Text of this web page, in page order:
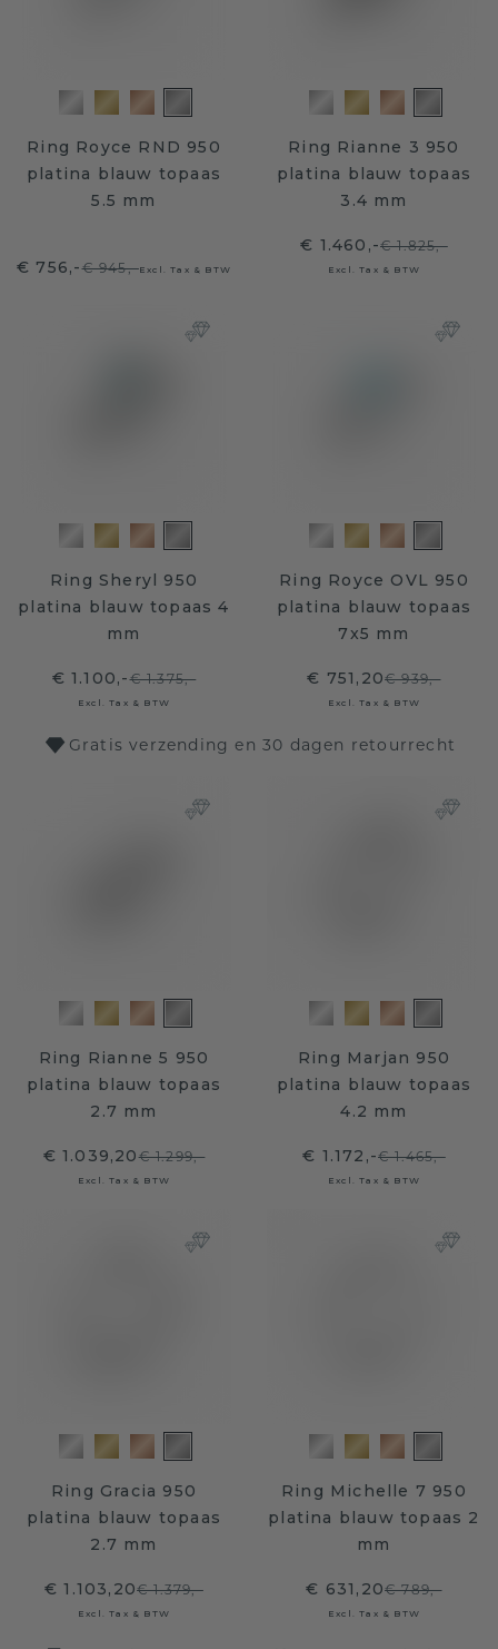
Ring Royce RND 950
platina blauw topaas
5.5 mm
€ 756,-€ 945,-Excl. Tax & BTW
Ring Rianne 3 950
platina blauw topaas
3.4 mm
€ 1.460,-€ 1.825,-
Excl. Tax & BTW
Ring Sheryl 950
platina blauw topaas 4
mm
€ 1.100,-€ 1.375,-
Excl. Tax & BTW
Ring Royce OVL 950
platina blauw topaas
7x5 mm
€ 751,20€ 939,-
Excl. Tax & BTW
Gratis verzending en 30 dagen retourrecht
Ring Rianne 5 950
platina blauw topaas
2.7 mm
€ 1.039,20€ 1.299,-
Excl. Tax & BTW
Ring Marjan 950
platina blauw topaas
4.2 mm
€ 1.172,-€ 1.465,-
Excl. Tax & BTW
Ring Gracia 950
platina blauw topaas
2.7 mm
€ 1.103,20€ 1.379,-
Excl. Tax & BTW
Ring Michelle 7 950
platina blauw topaas 2
mm
€ 631,20€ 789,-
Excl. Tax & BTW